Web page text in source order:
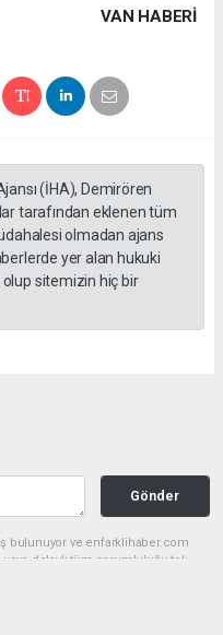
VAN HABERİ
(İHA), Demirören
tarafından eklenen tüm
olmadan ajans
yer alan hukuki
sitemizin hiç bir
Gönder
bulunuyor ve enfarklihaber.com
dolaylı tüm sorumluluğu tek